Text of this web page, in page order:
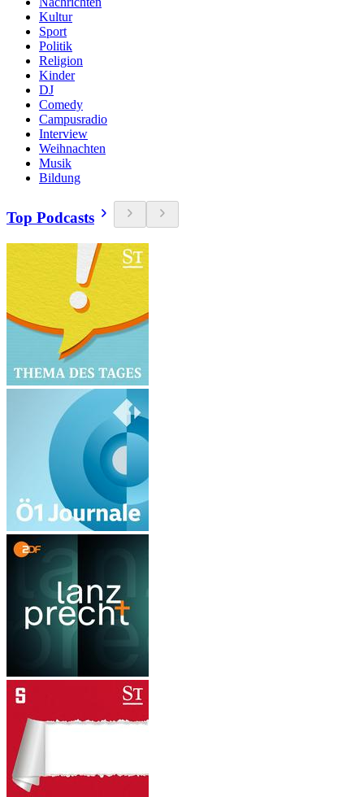
Kultur
Sport
Politik
Religion
Kinder
DJ
Comedy
Campusradio
Interview
Weihnachten
Musik
Bildung
Top Podcasts